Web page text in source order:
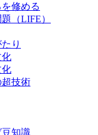
修める
（LIFE）
り
化
化
技術
豆知識